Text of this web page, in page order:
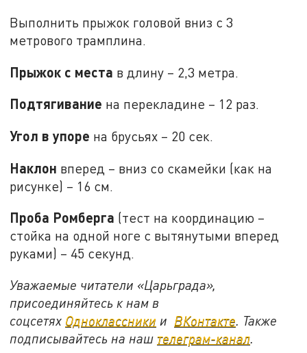
Выполнить прыжок головой вниз с 3
метрового трамплина.
Прыжок с места в длину – 2,3 метра.
Подтягивание на перекладине – 12 раз.
Угол в упоре на брусьях – 20 сек.
Наклон вперед – вниз со скамейки (как на
рисунке) – 16 см.
Проба Ромберга (тест на координацию –
стойка на одной ноге с вытянутыми вперед
руками) – 45 секунд.
Уважаемые читатели «Царьграда»,
присоединяйтесь к нам в
соцсетях Одноклассники и ВКонтакте. Также
подписывайтесь на наш телеграм-канал.